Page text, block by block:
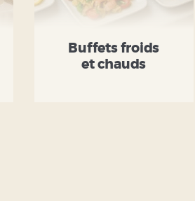
Buffets froids
et chauds